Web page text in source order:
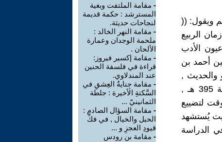
ويقول: ((
الربيع
الأدب
أحمد بن
والحديث ,
وصاحب معجم (( مقاييس اللغة )) المولود سنة 329 هـ والمتوفى سنة 395 هـ ,
لتضييع
يُستشهد
الدراسة
- مقامة الملتفت وبغية
المسترشد : حكمة قديمة
لنجاحات حديثة.
- مقامة النهر الخالد :
ملحمة الوجدان وعمارة
الألحان .
- مقامة إكسير فيروز:
قراءة في فلسفة الحنين
عند المندلاوي.
- مقامة جِنايةُ العِشقِ في
السَّكتةِ الأخيرة : جلطة
الثمانينيّ ...
- مقامة السؤال الصادم :
الحبل والخيال , في فكِّ
قيودِ العجزِ و ...
- مقامة بن رودس